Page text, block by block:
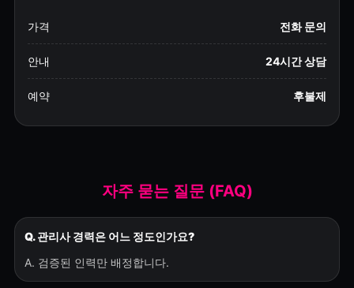
가격 전화 문의
안내 24시간 상담
예약 후불제
자주 묻는 질문 (FAQ)
Q. 관리사 경력은 어느 정도인가요?
A. 검증된 인력만 배정합니다.